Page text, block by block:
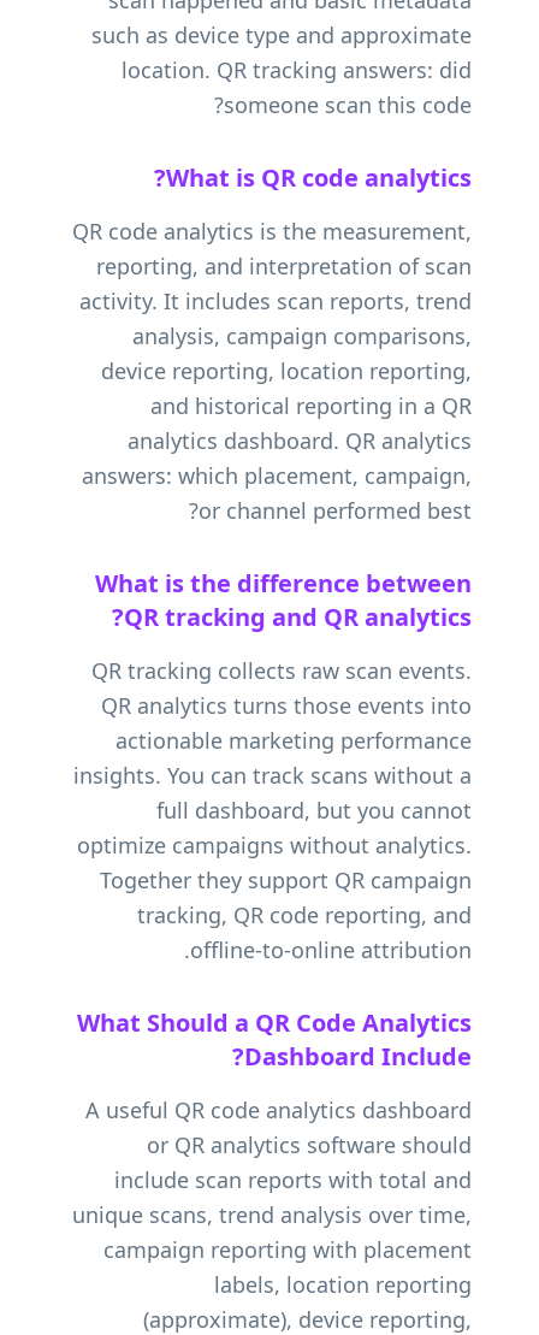
such as device type and approximate
location. QR tracking answers: did
someone scan this code?
What is QR code analytics?
QR code analytics is the measurement,
reporting, and interpretation of scan
activity. It includes scan reports, trend
analysis, campaign comparisons,
device reporting, location reporting,
and historical reporting in a QR
analytics dashboard. QR analytics
answers: which placement, campaign,
or channel performed best?
What is the difference between
QR tracking and QR analytics?
QR tracking collects raw scan events.
QR analytics turns those events into
actionable marketing performance
insights. You can track scans without a
full dashboard, but you cannot
optimize campaigns without analytics.
Together they support QR campaign
tracking, QR code reporting, and
offline-to-online attribution.
What Should a QR Code Analytics
Dashboard Include?
A useful QR code analytics dashboard
or QR analytics software should
include scan reports with total and
unique scans, trend analysis over time,
campaign reporting with placement
labels, location reporting
(approximate), device reporting,